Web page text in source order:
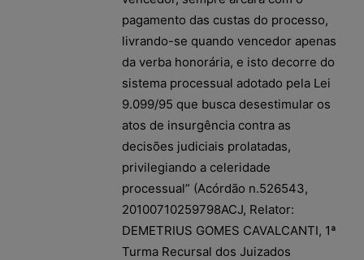
pagamento das custas do processo,
livrando-se quando vencedor apenas
da verba honorária, e isto decorre do
sistema processual adotado pela Lei
9.099/95 que busca desestimular os
atos de insurgência contra as
decisões judiciais prolatadas,
privilegiando a celeridade
processual” (Acórdão n.526543,
20100710259798ACJ, Relator:
DEMETRIUS GOMES CAVALCANTI, 1ª
Turma Recursal dos Juizados